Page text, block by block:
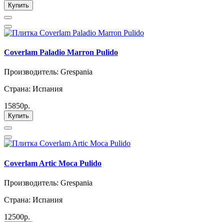
Купить
Coverlam Paladio Marron Pulido
Производитель: Grespania
Страна: Испания
15850р.
Купить
Coverlam Artic Moca Pulido
Производитель: Grespania
Страна: Испания
12500р.